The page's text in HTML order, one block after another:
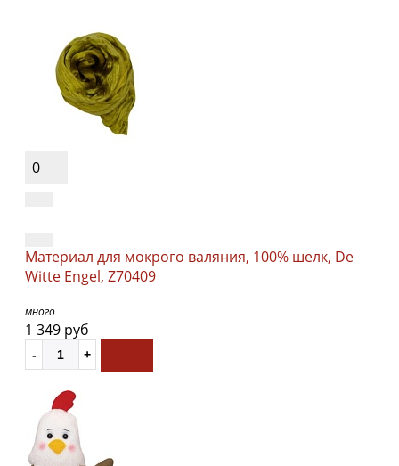
0
Материал для мокрого валяния, 100% шелк, De
Witte Engel, Z70409
много
1 349 руб